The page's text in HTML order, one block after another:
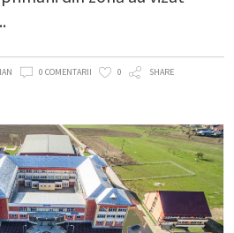
0 COMENTARII 0 SHARE